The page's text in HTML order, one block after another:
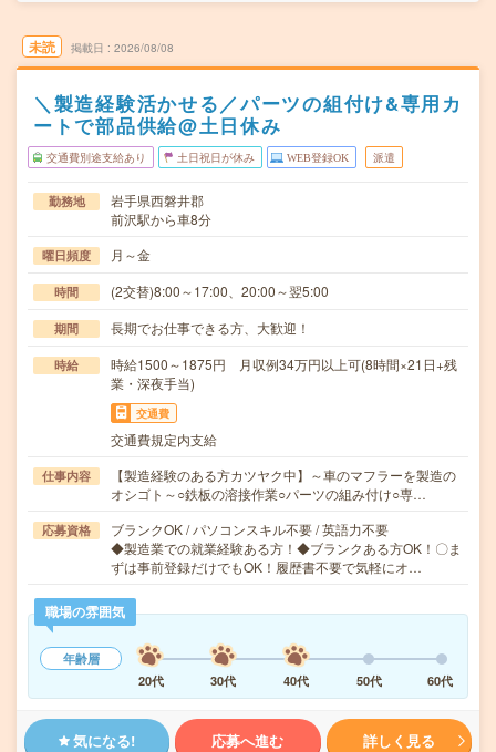
未読 掲載日 2026/08/08
＼製造経験活かせる／パーツの組付け&専用カ
ートで部品供給@土日休み
交通費別途支給あり 土日祝日が休み WEB登録OK 派遣
勤務地
岩手県西磐井郡
前沢駅から車8分
曜日頻度 月～金
時間 (2交替)8:00～17:00、20:00～翌5:00
期間 長期でお仕事できる方、大歓迎！
時給
時給1500～1875円 月収例34万円以上可(8時間×21日+残
業・深夜手当)
交通費
交通費規定内支給
仕事内容
【製造経験のある方カツヤク中】～車のマフラーを製造の
オシゴト～○鉄板の溶接作業○パーツの組み付け○専…
応募資格
ブランクOK / パソコンスキル不要 / 英語力不要
◆製造業での就業経験ある方！◆ブランクある方OK！〇ま
ずは事前登録だけでもOK！履歴書不要で気軽にオ…
職場の雰囲気
年齢層
20代
30代 40代 50代 60代
気になる! 応募へ進む 詳しく見る